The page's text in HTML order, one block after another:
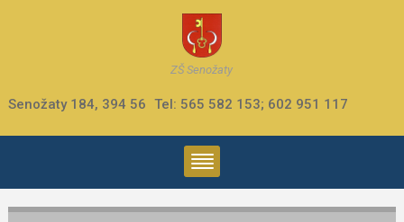
ZŠ Senožaty
Senožaty 184, 394 56 Tel: 565 582 153; 602 951 117